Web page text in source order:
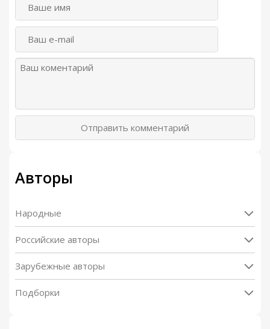
Отправить комментарий
Авторы
Народные
Российские авторы
Зарубежные авторы
Подборки